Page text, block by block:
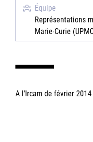
Ircam
CNRS
ÉquipesÉquipe
Représentations
Marie-Curie
A l'Ircam de février